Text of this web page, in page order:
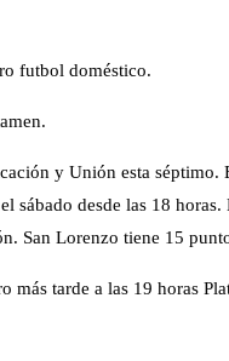
futbol doméstico.
y Unión esta séptimo.
sábado desde las 18 horas.
San Lorenzo tiene 15
tarde a las 19 horas